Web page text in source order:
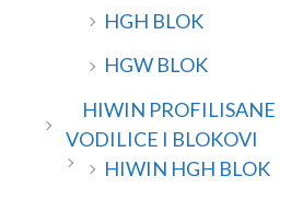
HGH BLOK
HGW BLOK
HIWIN PROFILISANE
VODILICE I BLOKOVI
HIWIN HGH BLOK